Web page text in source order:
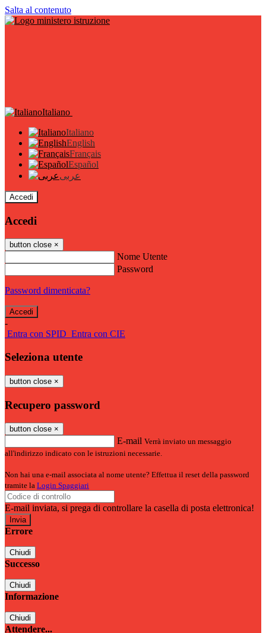
Salta al contenuto
Italiano
Italiano
English
Français
Español
عربى
Accedi
Accedi
button close ×
Nome Utente
Password
Password dimenticata?
-
Entra con SPID Entra con CIE
Seleziona utente
button close ×
Recupero password
button close ×
E-mail Verrà inviato un messaggio
all'indirizzo indicato con le istruzioni necessarie.
Non hai una e-mail associata al nome utente? Effettua il reset della password
tramite la Login Spaggiari
E-mail inviata, si prega di controllare la casella di posta elettronica!
Errore
Chiudi
Successo
Chiudi
Informazione
Chiudi
Attendere...